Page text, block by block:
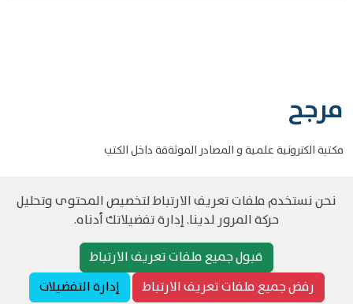
مرجح
مكتبة الكترونية علمية و المصادر الموثةقة داخل الكتب
حقوق الطبع والنشر مرجح جميع الحقوق محفوظةسياسة و الخصوصية
نحن نستخدم ملفات تعريف الارتباط لتخصيص المحتوى وتحليل
حركة المرور لدينا. إدارة تفضيلاتك أدناه.
قبول جميع ملفات تعريف الارتباط
رفض جميع ملفات تعريف الارتباط
إدارة التفضيلات